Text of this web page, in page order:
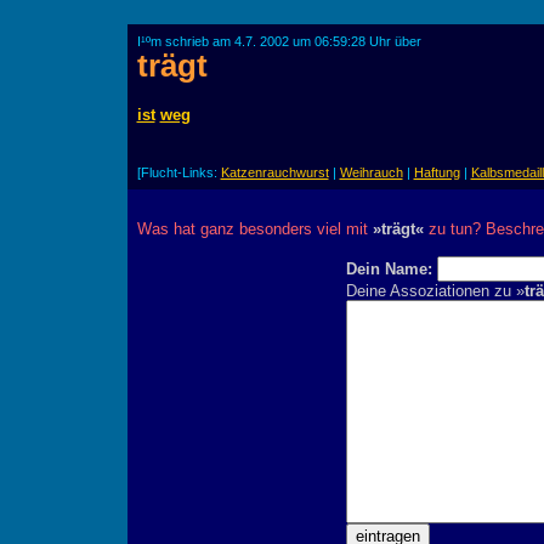
I¹ºm schrieb am 4.7. 2002 um 06:59:28 Uhr über
trägt
ist weg
[Flucht-Links: Katzenrauchwurst| Weihrauch| Haftung|
Was hat ganz besonders viel mit »trägt«zu tun?
Dein Name:
Deine Assoziationen zu »